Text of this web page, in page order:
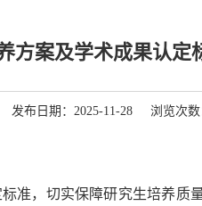
方案及学术成果认定
布日期：2025-11-28 浏览次数
准，切实保障研究生培养质